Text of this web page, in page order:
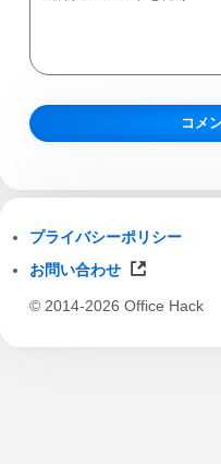
プライバシーポリシー
お問い合わせ
© 2014-2026 Office Hack